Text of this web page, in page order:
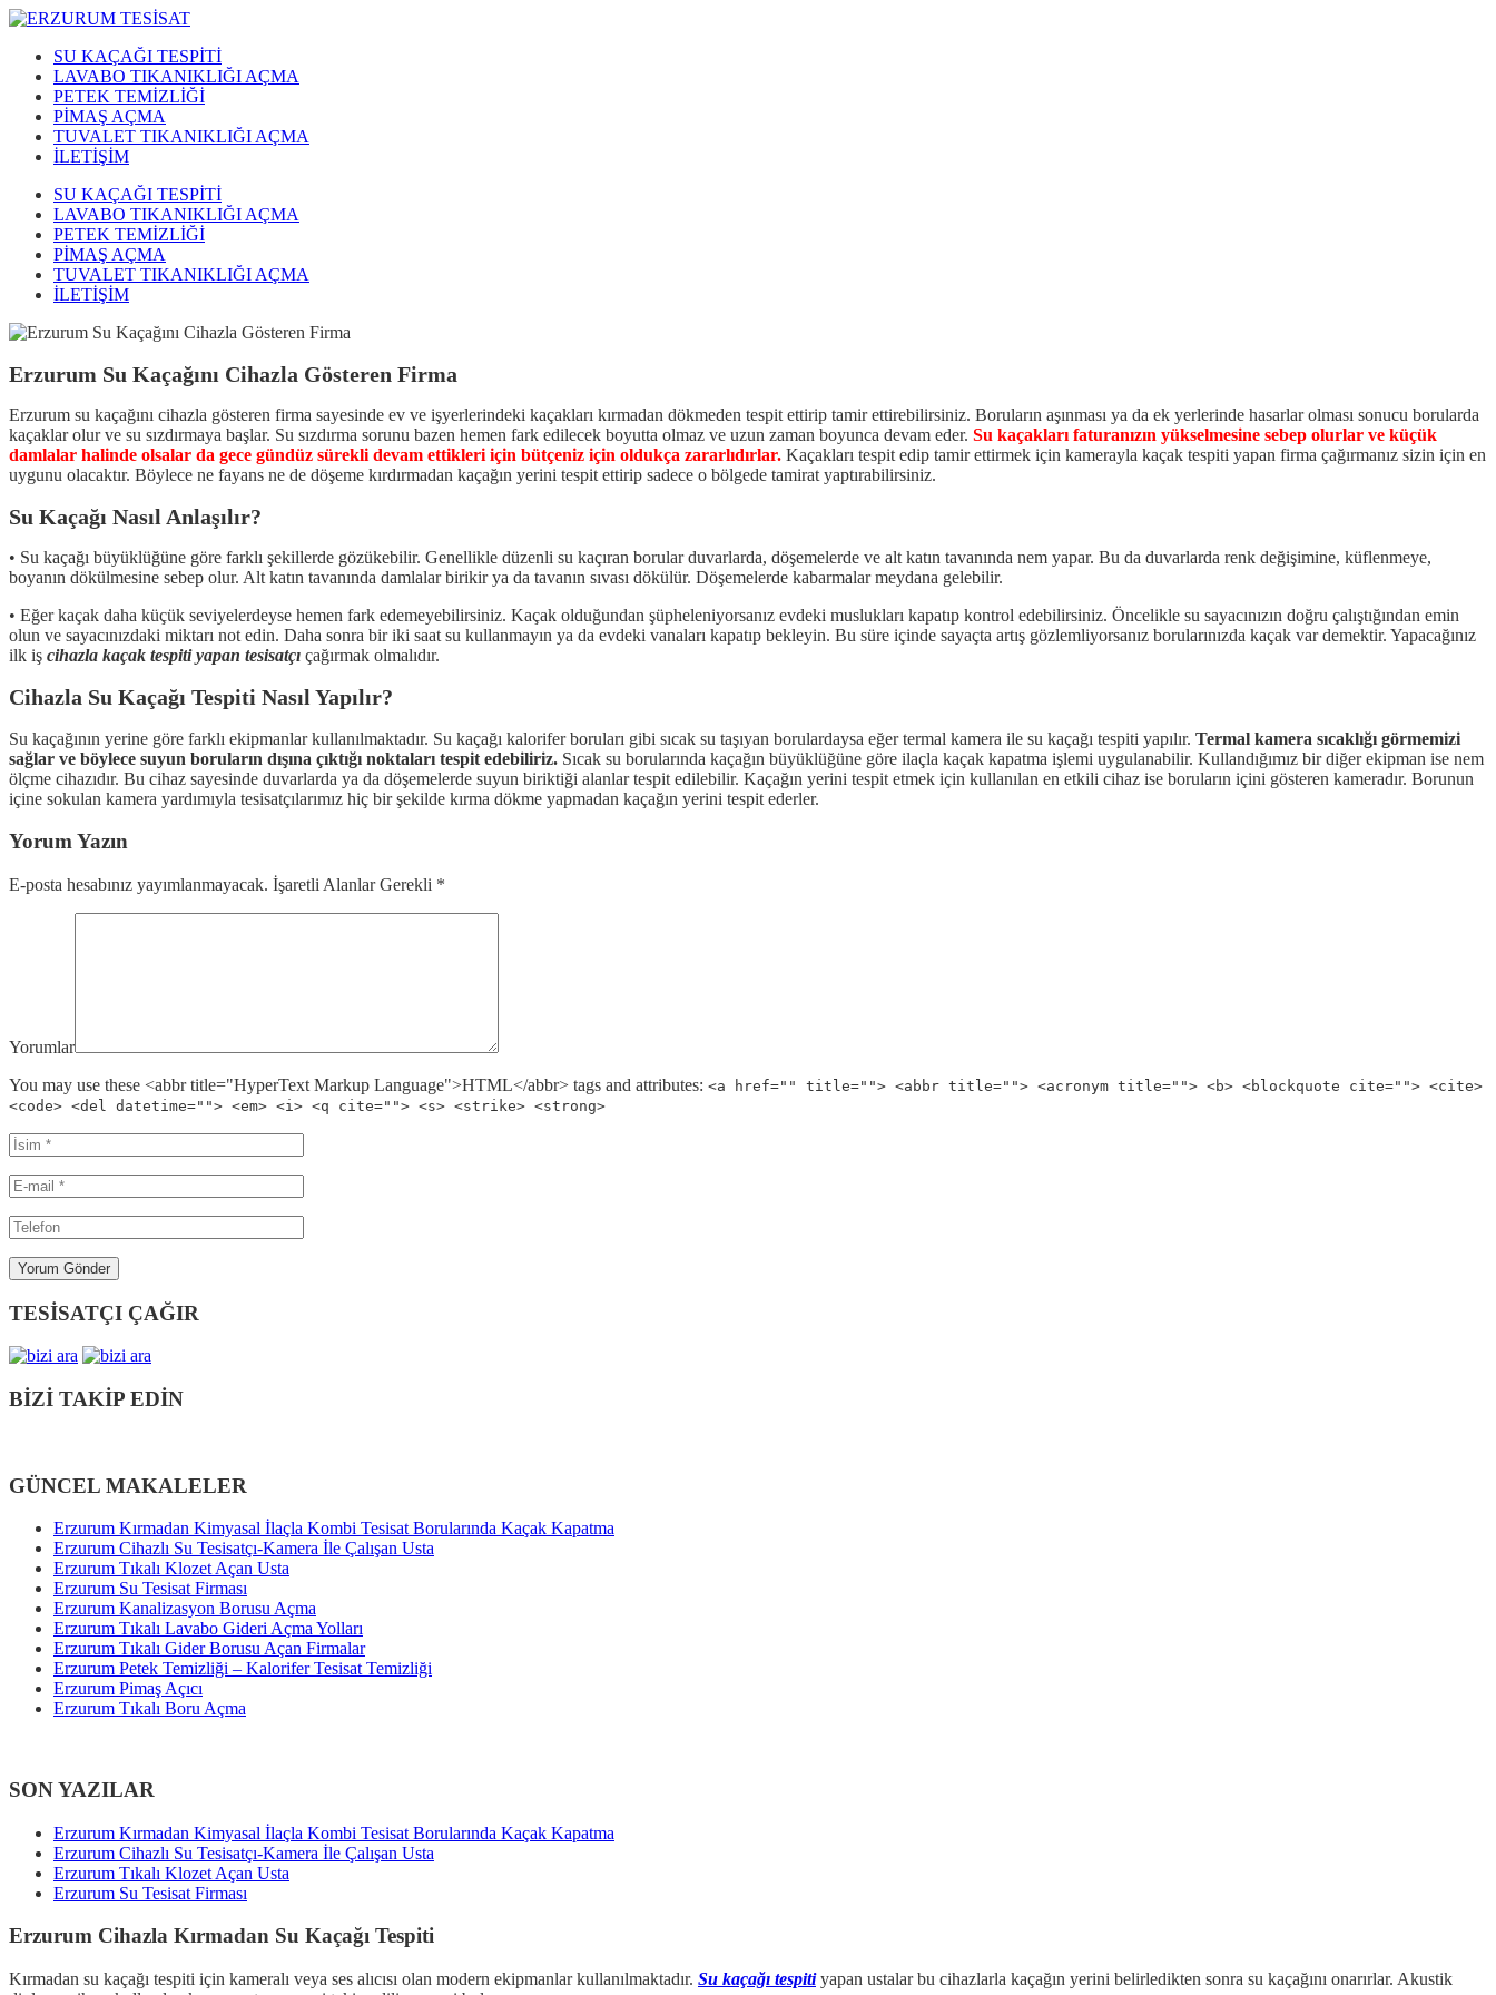
SU KAÇAĞI TESPİTİ
LAVABO TIKANIKLIĞI AÇMA
PETEK TEMİZLİĞİ
PİMAŞ AÇMA
TUVALET TIKANIKLIĞI AÇMA
İLETİŞİM
SU KAÇAĞI TESPİTİ
LAVABO TIKANIKLIĞI AÇMA
PETEK TEMİZLİĞİ
PİMAŞ AÇMA
TUVALET TIKANIKLIĞI AÇMA
İLETİŞİM
Erzurum Su Kaçağını Cihazla Gösteren Firma
Erzurum su kaçağını cihazla gösteren firma sayesinde ev ve işyerlerindeki kaçakları kırmadan dökmeden tespit ettirip tamir ettirebilirsiniz. Boruların aşınması ya da ek yerlerinde hasarlar olması sonucu borularda
kaçaklar olur ve su sızdırmaya başlar. Su sızdırma sorunu bazen hemen fark edilecek boyutta olmaz ve uzun zaman boyunca devam eder. Su kaçakları faturanızın yükselmesine sebep olurlar ve küçük
damlalar halinde olsalar da gece gündüz sürekli devam ettikleri için bütçeniz için oldukça zararlıdırlar. Kaçakları tespit edip tamir ettirmek için kamerayla kaçak tespiti yapan firma çağırmanız sizin için en
uygunu olacaktır. Böylece ne fayans ne de döşeme kırdırmadan kaçağın yerini tespit ettirip sadece o bölgede tamirat yaptırabilirsiniz.
Su Kaçağı Nasıl Anlaşılır?
• Su kaçağı büyüklüğüne göre farklı şekillerde gözükebilir. Genellikle düzenli su kaçıran borular duvarlarda, döşemelerde ve alt katın tavanında nem yapar. Bu da duvarlarda renk değişimine, küflenmeye,
boyanın dökülmesine sebep olur. Alt katın tavanında damlalar birikir ya da tavanın sıvası dökülür. Döşemelerde kabarmalar meydana gelebilir.
• Eğer kaçak daha küçük seviyelerdeyse hemen fark edemeyebilirsiniz. Kaçak olduğundan şüpheleniyorsanız evdeki muslukları kapatıp kontrol edebilirsiniz. Öncelikle su sayacınızın doğru çalıştığından emin
olun ve sayacınızdaki miktarı not edin. Daha sonra bir iki saat su kullanmayın ya da evdeki vanaları kapatıp bekleyin. Bu süre içinde sayaçta artış gözlemliyorsanız borularınızda kaçak var demektir. Yapacağınız
ilk iş cihazla kaçak tespiti yapan tesisatçı çağırmak olmalıdır.
Cihazla Su Kaçağı Tespiti Nasıl Yapılır?
Su kaçağının yerine göre farklı ekipmanlar kullanılmaktadır. Su kaçağı kalorifer boruları gibi sıcak su taşıyan borulardaysa eğer termal kamera ile su kaçağı tespiti yapılır. Termal kamera sıcaklığı görmemizi
sağlar ve böylece suyun boruların dışına çıktığı noktaları tespit edebiliriz. Sıcak su borularında kaçağın büyüklüğüne göre ilaçla kaçak kapatma işlemi uygulanabilir. Kullandığımız bir diğer ekipman ise nem
ölçme cihazıdır. Bu cihaz sayesinde duvarlarda ya da döşemelerde suyun biriktiği alanlar tespit edilebilir. Kaçağın yerini tespit etmek için kullanılan en etkili cihaz ise boruların içini gösteren kameradır. Borunun
içine sokulan kamera yardımıyla tesisatçılarımız hiç bir şekilde kırma dökme yapmadan kaçağın yerini tespit ederler.
Yorum Yazın
E-posta hesabınız yayımlanmayacak. İşaretli Alanlar Gerekli *
Yorumlar
You may use these <abbr title="HyperText Markup Language">HTML</abbr> tags and attributes: <a href="" title=""> <abbr title=""> <acronym title=""> <b> <blockquote cite=""> <cite>
<code> <del datetime=""> <em> <i> <q cite=""> <s> <strike> <strong>
TESİSATÇI ÇAĞIR
BİZİ TAKİP EDİN
GÜNCEL MAKALELER
Erzurum Kırmadan Kimyasal İlaçla Kombi Tesisat Borularında Kaçak Kapatma
Erzurum Cihazlı Su Tesisatçı-Kamera İle Çalışan Usta
Erzurum Tıkalı Klozet Açan Usta
Erzurum Su Tesisat Firması
Erzurum Kanalizasyon Borusu Açma
Erzurum Tıkalı Lavabo Gideri Açma Yolları
Erzurum Tıkalı Gider Borusu Açan Firmalar
Erzurum Petek Temizliği – Kalorifer Tesisat Temizliği
Erzurum Pimaş Açıcı
Erzurum Tıkalı Boru Açma
SON YAZILAR
Erzurum Kırmadan Kimyasal İlaçla Kombi Tesisat Borularında Kaçak Kapatma
Erzurum Cihazlı Su Tesisatçı-Kamera İle Çalışan Usta
Erzurum Tıkalı Klozet Açan Usta
Erzurum Su Tesisat Firması
Erzurum Cihazla Kırmadan Su Kaçağı Tespiti
Kırmadan su kaçağı tespiti için kameralı veya ses alıcısı olan modern ekipmanlar kullanılmaktadır. Su kaçağı tespitiyapan ustalar bu cihazlarla kaçağın yerini belirledikten sonra su kaçağını onarırlar. Akustik